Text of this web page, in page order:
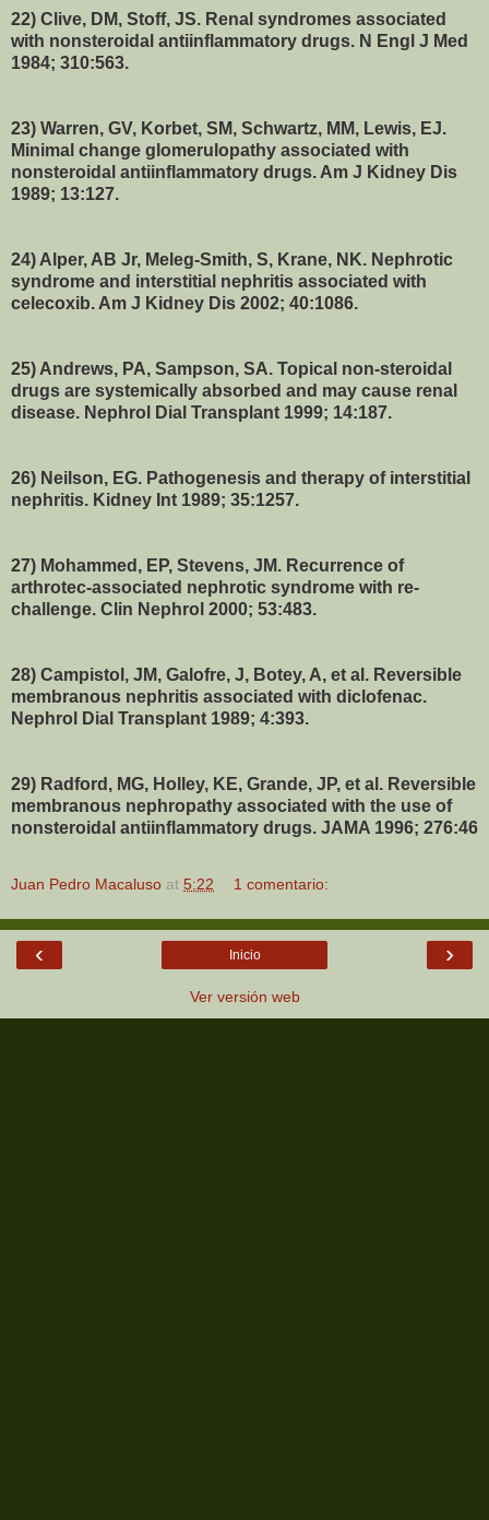
22) Clive, DM, Stoff, JS. Renal syndromes associated
with nonsteroidal antiinflammatory drugs. N Engl J Med
1984; 310:563.
23) Warren, GV, Korbet, SM, Schwartz, MM, Lewis, EJ.
Minimal change glomerulopathy associated with
nonsteroidal antiinflammatory drugs. Am J Kidney Dis
1989; 13:127.
24) Alper, AB Jr, Meleg-Smith, S, Krane, NK. Nephrotic
syndrome and interstitial nephritis associated with
celecoxib. Am J Kidney Dis 2002; 40:1086.
25) Andrews, PA, Sampson, SA. Topical non-steroidal
drugs are systemically absorbed and may cause renal
disease. Nephrol Dial Transplant 1999; 14:187.
26) Neilson, EG. Pathogenesis and therapy of interstitial
nephritis. Kidney Int 1989; 35:1257.
27) Mohammed, EP, Stevens, JM. Recurrence of
arthrotec-associated nephrotic syndrome with re-
challenge. Clin Nephrol 2000; 53:483.
28) Campistol, JM, Galofre, J, Botey, A, et al. Reversible
membranous nephritis associated with diclofenac.
Nephrol Dial Transplant 1989; 4:393.
29) Radford, MG, Holley, KE, Grande, JP, et al. Reversible
membranous nephropathy associated with the use of
nonsteroidal antiinflammatory drugs. JAMA 1996; 276:46
Juan Pedro Macaluso at 5:22 1 comentario:
‹ ›
Inicio
Ver versión web